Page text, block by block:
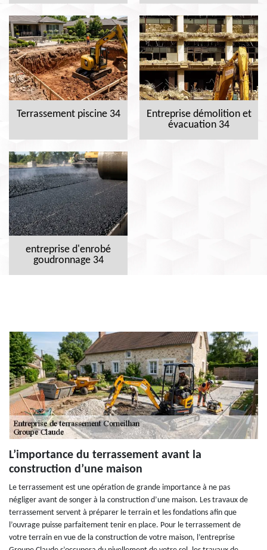
Terrassement piscine 34
Entreprise démolition et
évacuation 34
entreprise d'enrobé
goudronnage 34
L’importance du terrassement avant la
construction d’une maison
Le terrassement est une opération de grande importance à ne pas
négliger avant de songer à la construction d’une maison. Les travaux de
terrassement servent à préparer le terrain et les fondations afin que
l’ouvrage puisse parfaitement tenir en place. Pour le terrassement de
votre terrain en vue de la construction de votre maison, l’entreprise